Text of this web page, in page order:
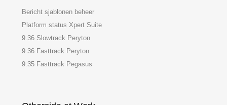
Bericht sjablonen beheer
Platform status Xpert Suite
9.36 Slowtrack Peryton
9.36 Fasttrack Peryton
9.35 Fasttrack Pegasus